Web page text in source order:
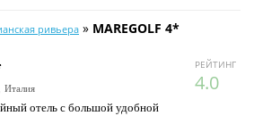
ривьера » MAREGOLF 4*
РЕЙТИНГ
4.0
Италия
отель с большой удобной